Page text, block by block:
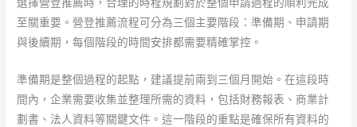
選擇營登推薦時，合理的時程規劃對於整個申請過程的順利完成
至關重要。營登推薦流程可分為三個主要階段：準備期、申請期
與後續期，每個階段的時間安排都需要精確掌控。
準備期是整個過程的起點，建議提前兩到三個月開始。在這段時
間內，企業需要收集並整理所需的資料，包括財務報表、商業計
劃書、法人資料等關鍵文件。這一階段的重點是確保所有資料的